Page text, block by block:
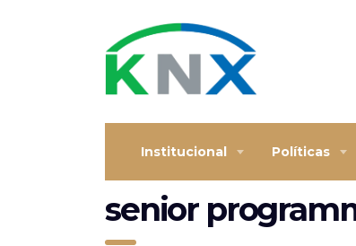
Institucional Políticas
senior